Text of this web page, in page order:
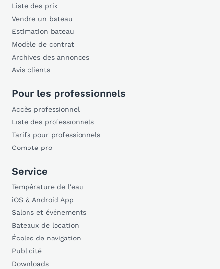
Liste des prix
Vendre un bateau
Estimation bateau
Modèle de contrat
Archives des annonces
Avis clients
Pour les professionnels
Accès professionnel
Liste des professionnels
Tarifs pour professionnels
Compte pro
Service
Température de l'eau
iOS & Android App
Salons et événements
Bateaux de location
Écoles de navigation
Publicité
Downloads